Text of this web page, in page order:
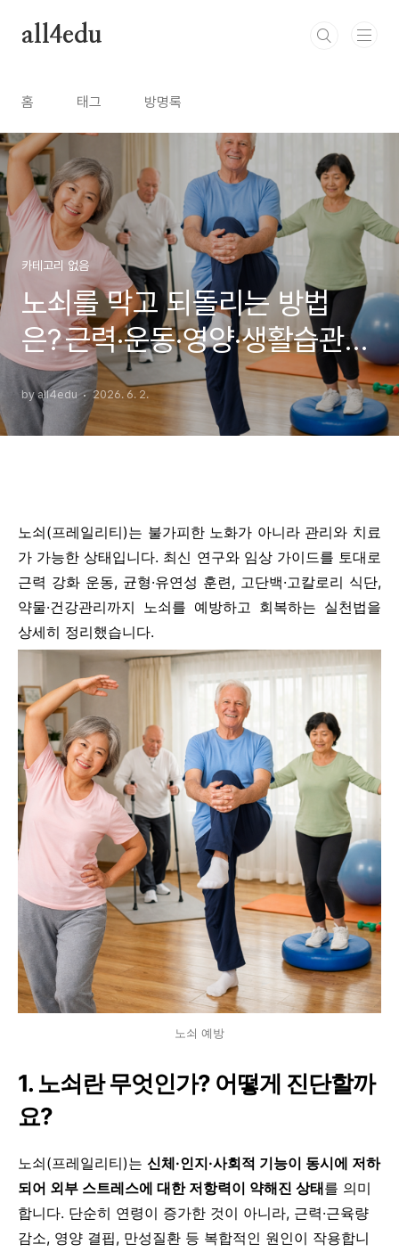
all4edu
홈 태그 방명록
카테고리 없음
노쇠를 막고 되돌리는 방법
은? 근력·운동·영양·생활습관
완전 가이드
by all4edu 2026. 6. 2.
노쇠(프레일리티)는 불가피한 노화가 아니라 관리와 치료
가 가능한 상태입니다. 최신 연구와 임상 가이드를 토대로
근력 강화 운동, 균형·유연성 훈련, 고단백·고칼로리 식단,
약물·건강관리까지 노쇠를 예방하고 회복하는 실천법을
상세히 정리했습니다.
노쇠 예방
1. 노쇠란 무엇인가? 어떻게 진단할까
요?
노쇠(프레일리티)는 신체·인지·사회적 기능이 동시에 저하
되어 외부 스트레스에 대한 저항력이 약해진 상태를 의미
합니다. 단순히 연령이 증가한 것이 아니라, 근력·근육량
감소, 영양 결핍, 만성질환 등 복합적인 원인이 작용합니